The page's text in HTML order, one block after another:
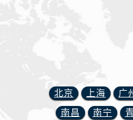
内
内
内
内
内
北京 上海 广
南昌
南宁